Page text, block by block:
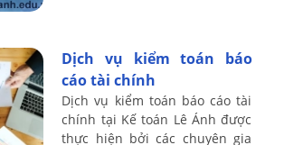
Dịch vụ kiểm toán báo
cáo tài chính
Dịch vụ kiểm toán báo cáo tài
chính tại Kế toán Lê Ánh được
thực hiện bởi các chuyên gia